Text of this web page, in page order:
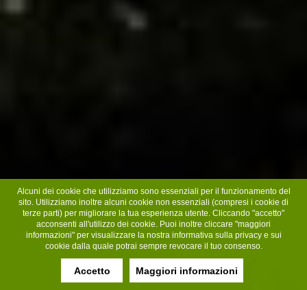
Alcuni dei cookie che utilizziamo sono essenziali per il funzionamento del
sito. Utilizziamo inoltre alcuni cookie non essenziali (compresi i cookie di
terze parti) per migliorare la tua esperienza utente. Cliccando "accetto"
acconsenti all'utilizzo dei cookie. Puoi inoltre cliccare "maggiori
informazioni" per visualizzare la nostra informativa sulla privacy e sui
cookie dalla quale potrai sempre revocare il tuo consenso.
Accetto Maggiori informazioni